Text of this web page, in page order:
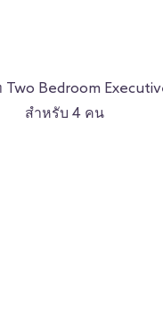
Two Bedroom
สำหรับ 4 คน